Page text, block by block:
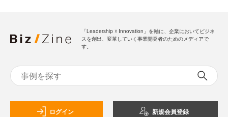
「Leadership ☓ Innovation」を軸に、企業においてビジネ
スを創出、変革していく事業開発者のためのメディアで
す。
ログイン 新規会員登録